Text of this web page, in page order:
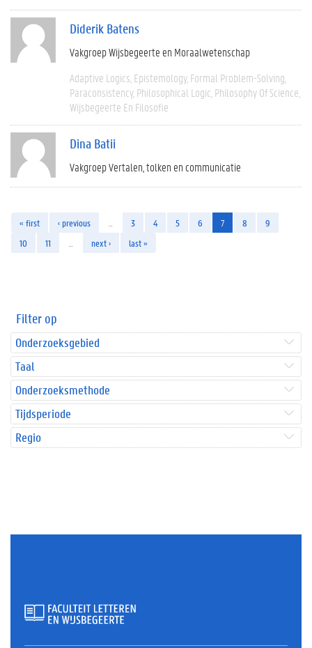
Diderik Batens
Vakgroep Wijsbegeerte en Moraalwetenschap
Adaptive Logics Epistemology Formal Problem-Solving
Paraconsistency Philosophical Logic Philosophy Of Science
Wijsbegeerte En Filosofie
Dina Batii
Vakgroep Vertalen, tolken en communicatie
« first ‹ previous 3 4 5 6 7 8
9
10
11 next › last »
Filter op
Onderzoeksgebied
Taal
Onderzoeksmethode
Tijdsperiode
Regio